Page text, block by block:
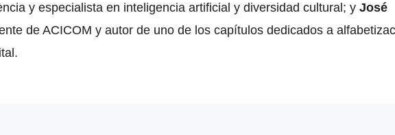
y especialista en inteligencia artificial y diversidad cultural; yJosé
de ACICOM y autor de uno de los capítulos dedicados a